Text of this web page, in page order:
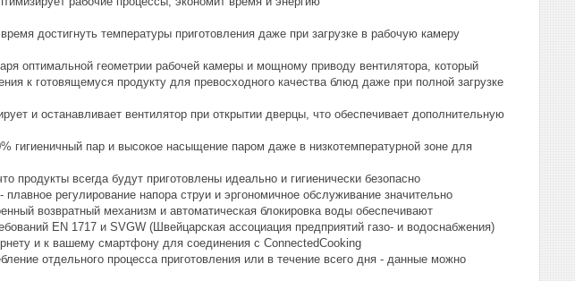
достигнуть температуры приготовления даже при загрузке в рабочую камеру
оптимальной геометрии рабочей камеры и мощному приводу вентилятора, который
к готовящемуся продукту для превосходного качества блюд даже при полной загрузке
и останавливает вентилятор при открытии дверцы, что обеспечивает дополнительную
гигиеничный пар и высокое насыщение паром даже в низкотемпературной зоне для
продукты всегда будут приготовлены идеально и гигиенически безопасно
регулирование напора струи и эргономичное обслуживание значительно
возвратный механизм и автоматическая блокировка воды обеспечивают
EN 1717 и SVGW (Швейцарская ассоциация предприятий газо- и водоснабжения)
и к вашему смартфону для соединения с ConnectedCooking
отдельного процесса приготовления или в течение всего дня - данные можно